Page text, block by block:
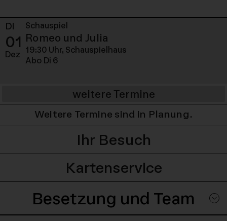
Di
01
Dez
Schauspiel
Romeo und Julia
19:30 Uhr, Schauspielhaus
Abo Di 6
weitere Termine
Weitere Termine sind in Planung.
Ihr Besuch
Kartenservice
Besetzung und Team